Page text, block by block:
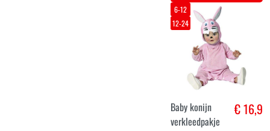
6-12
12-24
Baby konijn
verkleedpakje
€ 16,9